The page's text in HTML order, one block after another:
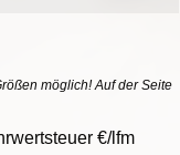
möglich! Auf der Seite
€/lfm